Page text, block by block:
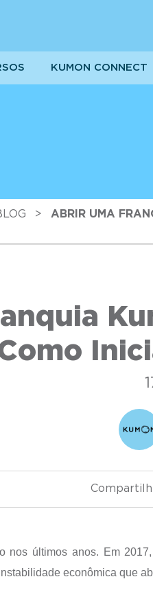
KUMON CONNECT
>
ABRIR UMA
nos últimos anos. Em
econômica que